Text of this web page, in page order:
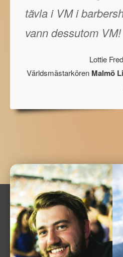
tävla i VM i
vann dessutom VM!
Lottie
Världsmästarkören Malmö